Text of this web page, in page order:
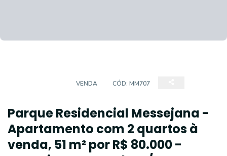
VENDA CÓD: MM707
Parque Residencial Messejana -
Apartamento com 2 quartos à
venda, 51 m² por R$ 80.000 -